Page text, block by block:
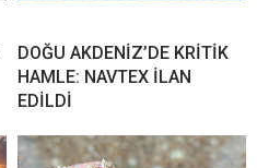
DOĞU AKDENİZ’DE KRİTİK
HAMLE: NAVTEX İLAN
EDİLDİ